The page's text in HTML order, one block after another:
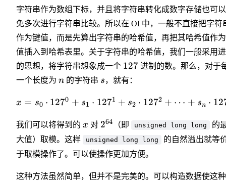
字符串作为数组下标，并且将字符串转化成数字存储也可
免多次进行字符串比较。所以在 OI 中，一般不直接把字符
作为键值，而是先算出字符串的哈希值，再把其哈希值作
值插入到哈希表里。关于字符串的哈希值，我们一般采用
的思想，将字符串想象成一个 127 进制的数。那么，对于
一个长度为 n 的字符串 s，就有：
x = s0 ⋅ 1270 + s1 ⋅ 1271 + s2 ⋅ 1272 + ⋯ + sn ⋅ 12
我们可以将得到的 x 对 264 （即 unsigned long long
的
大值）取模。这样
unsigned long long
的自然溢出就等
于取模操作了。可以使操作更加方便。
这种方法虽然简单，但并不是完美的。可以构造数据使这